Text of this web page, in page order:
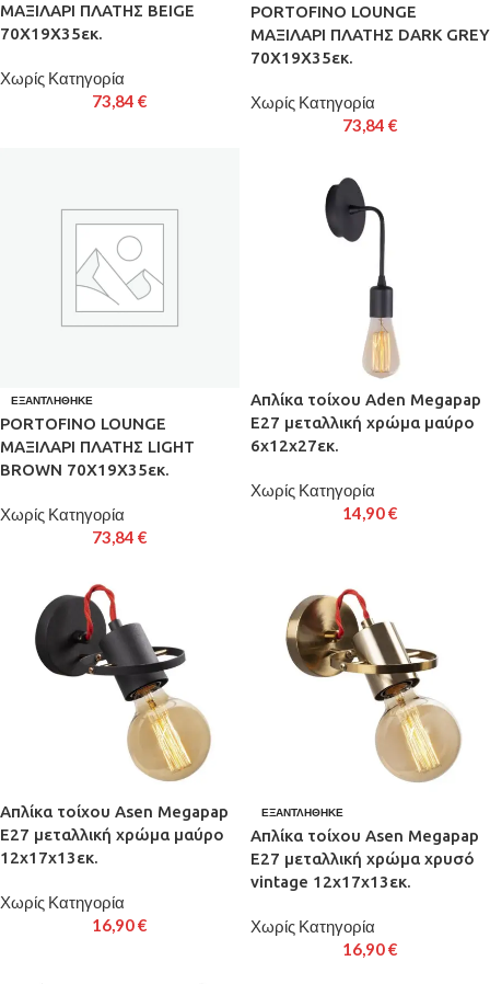
ΜΑΞΙΛΑΡΙ ΠΛΑΤΗΣ BEIGE
70X19X35εκ.
Χωρίς Κατηγορία
73,84 €
PORTOFINO LOUNGE
ΜΑΞΙΛΑΡΙ ΠΛΑΤΗΣ DARK GREY
70X19X35εκ.
Χωρίς Κατηγορία
73,84 €
ΕΞΑΝΤΛΉΘΗΚΕ
PORTOFINO LOUNGE
ΜΑΞΙΛΑΡΙ ΠΛΑΤΗΣ LIGHT
BROWN 70X19X35εκ.
Χωρίς Κατηγορία
73,84 €
Απλίκα τοίχου Aden Megapap
E27 μεταλλική χρώμα μαύρο
6x12x27εκ.
Χωρίς Κατηγορία
14,90€
Απλίκα τοίχου Asen Megapap
E27 μεταλλική χρώμα μαύρο
12x17x13εκ.
Χωρίς Κατηγορία
16,90€
ΕΞΑΝΤΛΉΘΗΚΕ
Απλίκα τοίχου Asen Megapap
E27 μεταλλική χρώμα χρυσό
vintage 12x17x13εκ.
Χωρίς Κατηγορία
16,90€